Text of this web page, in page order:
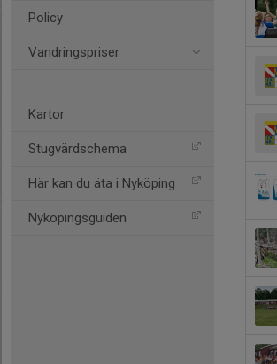
Policy
Vandringspriser
Kartor
Stugvärdschema
Här kan du äta i Nyköping
Nyköpingsguiden